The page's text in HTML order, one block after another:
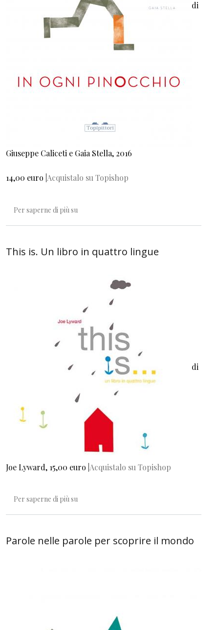
di
Giuseppe Caliceti e Gaia Stella, 2016
14,00 euro | Acquistalo su Topishop
Per saperne di più su
This is. Un libro in quattro lingue
di
Joe Lyward, 15,00 euro | Acquistalo su Topishop
Per saperne di più su
Parole nelle parole per scoprire il mondo